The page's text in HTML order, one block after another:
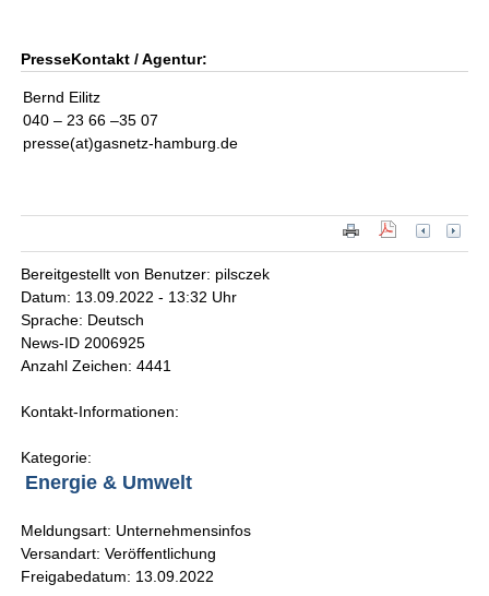
PresseKontakt / Agentur:
Bernd Eilitz
040 – 23 66 –35 07
presse(at)gasnetz-hamburg.de
Bereitgestellt von Benutzer: pilsczek
Datum: 13.09.2022 - 13:32 Uhr
Sprache: Deutsch
News-ID 2006925
Anzahl Zeichen: 4441
Kontakt-Informationen:
Kategorie:
Energie & Umwelt
Meldungsart: Unternehmensinfos
Versandart: Veröffentlichung
Freigabedatum: 13.09.2022